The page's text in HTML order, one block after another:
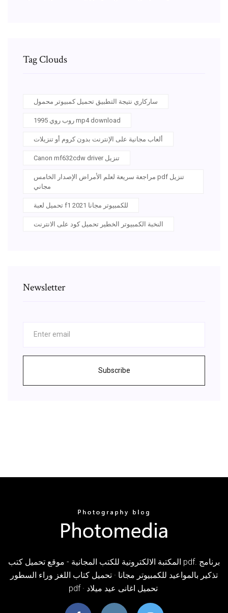
Tag Clouds
ساركاري نتيجة التطبيق تحميل كمبيوتر محمول
روب روي 1995 mp4 download
ألعاب مجانية على الإنترنت بدون كروم أو تنزيلات
Canon mf632cdw driver تنزيل
مراجعة سريعة لعلم الأمراض الإصدار الخامس pdf تنزيل
مجاني
تحميل لعبة f1 2021 للكمبيوتر مجانا
النخبة الكمبيوتر الخطير تحميل كود على الانترنت
Newsletter
Subscribe
المكتبة الالكترونية للكتب المجانية - موقع تحميل كتب pdf. برنامج
تذكير بالمواعيد للكمبيوتر مجانا · تحميل كتاب اللغز وراء السطور
pdf · تحميل اغانى عيد ميلاد